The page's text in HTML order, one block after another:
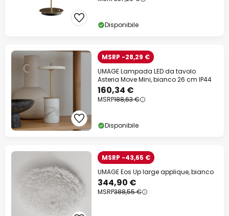
Disponibile
MSRP -28,29 €
UMAGE Lampada LED da tavolo
Asteria Move Mini, bianco 26 cm IP44
160,34 €
MSRP188,63 €
Disponibile
MSRP -43,65 €
UMAGE Eos Up large applique, bianco
344,90 €
MSRP388,55 €